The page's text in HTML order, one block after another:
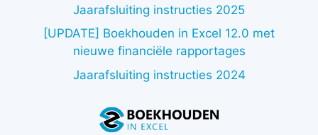
Jaarafsluiting instructies 2025
[UPDATE] Boekhouden in Excel 12.0 met
nieuwe financiële rapportages
Jaarafsluiting instructies 2024